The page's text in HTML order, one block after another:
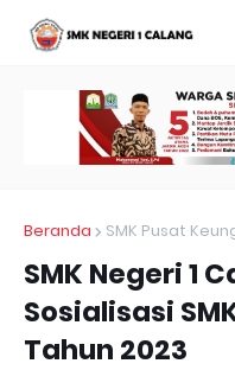
Beranda SMK Pusat
SMK Negeri 1
Sosialisasi
Tahun 2023